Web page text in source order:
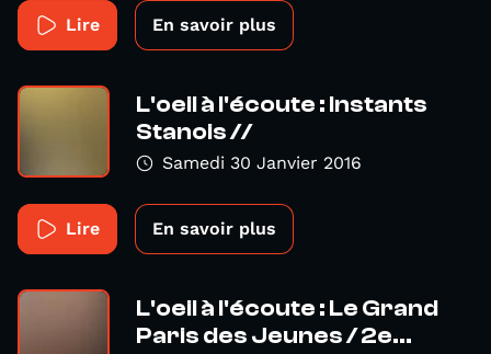
Lire En savoir plus
L'oeil à l'écoute : Instants
Stanois //
Samedi 30 Janvier 2016
Lire En savoir plus
L'oeil à l'écoute : Le Grand
Paris des Jeunes / 2e...